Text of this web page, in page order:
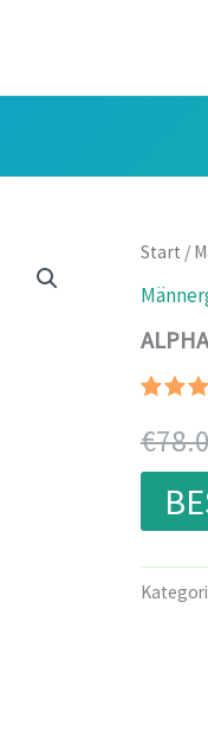
Start /
mit
von 5,
auf
€